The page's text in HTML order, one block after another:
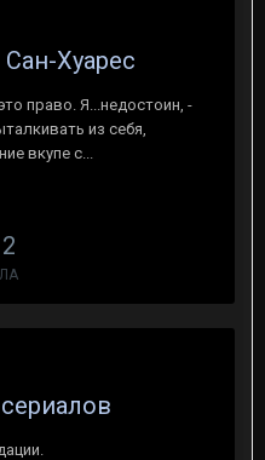
2
Хуарес
право. Я...недостоин, -
из себя,
вкупе с...